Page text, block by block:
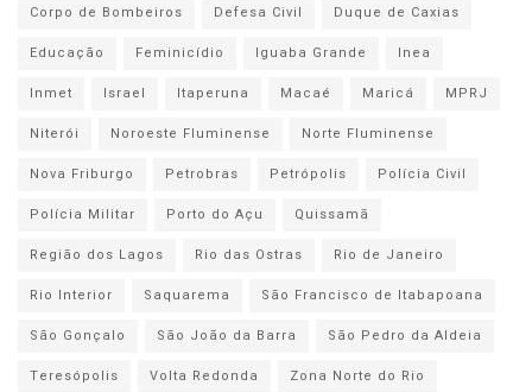
Corpo de Bombeiros
Defesa Civil
Duque de Caxias
Educação
Feminicídio Iguaba Grande
Inea
Inmet
Israel Itaperuna Macaé Maricá
MPRJ
Niterói
Noroeste Fluminense
Norte Fluminense
Nova Friburgo
Petrobras Petrópolis
Polícia Civil
Polícia Militar
Porto do Açu
Quissamã
Região dos Lagos
Rio das Ostras
Rio de Janeiro
Rio Interior
Saquarema
São Francisco de Itabapoana
São Gonçalo
São João da Barra
São Pedro da Aldeia
Teresópolis
Volta Redonda
Zona Norte do Rio